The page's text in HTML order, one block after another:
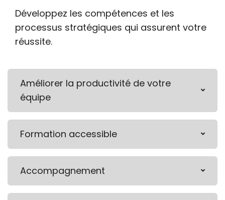
Développez les compétences et les
processus stratégiques qui assurent votre
réussite.
Améliorer la productivité de votre
équipe
Formation accessible
Accompagnement